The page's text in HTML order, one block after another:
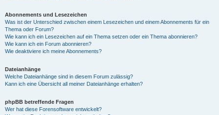
Abonnements und Lesezeichen
Was ist der Unterschied zwischen einem Lesezeichen und einem Abonnements für ein
Thema oder Forum?
Wie kann ich ein Lesezeichen auf ein Thema setzen oder ein Thema abonnieren?
Wie kann ich ein Forum abonnieren?
Wie deaktiviere ich meine Abonnements?
Dateianhänge
Welche Dateianhänge sind in diesem Forum zulässig?
Kann ich eine Übersicht all meiner Dateianhänge erhalten?
phpBB betreffende Fragen
Wer hat diese Forensoftware entwickelt?